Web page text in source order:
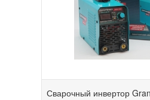
Сварочный инвертор